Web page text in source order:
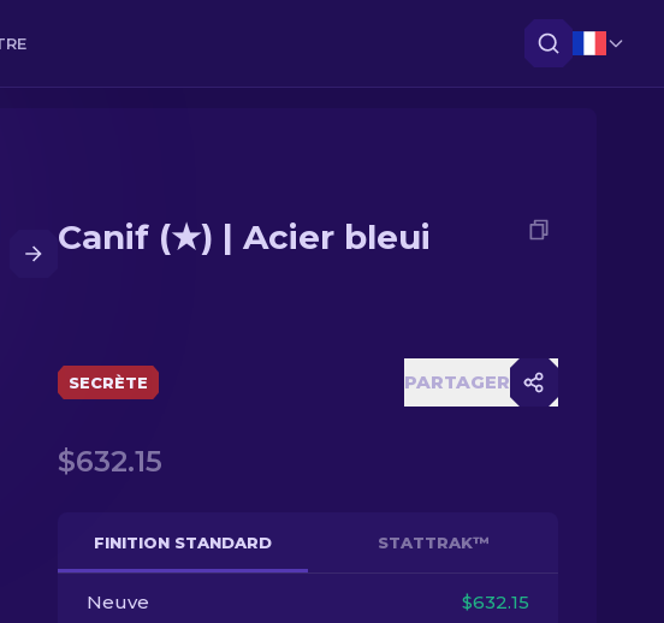
Canif (★) | Acier bleui
SECRÈTE PARTAGER
$632.15
FINITION STANDARD STATTRAK™
Neuve $632.15